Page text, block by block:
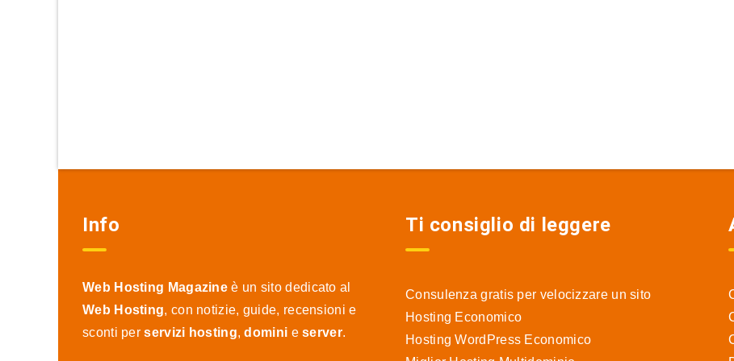
Info
Web Hosting Magazine è un sito dedicato al
Web Hosting, con notizie, guide, recensioni e
sconti perservizi hosting,domini eserver.
Ti consiglio di leggere
Consulenza gratis per velocizzare un sito
Hosting Economico
Hosting WordPress Economico